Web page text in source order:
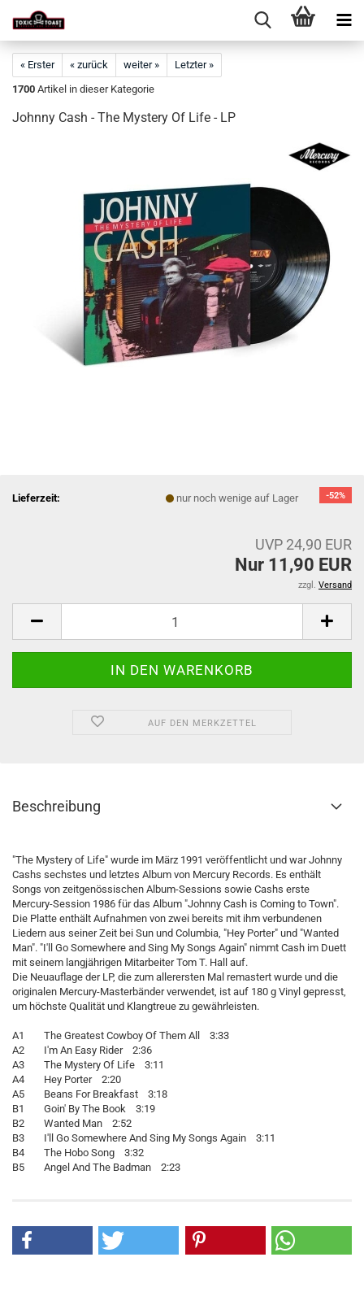
« Erster « zurück weiter »
Letzter »
1700 Artikel in dieser Kategorie
Johnny Cash - The Mystery Of Life - LP
-52%
Lieferzeit: nur noch wenige auf Lager
UVP 24,90 EUR
Nur 11,90 EUR
zzgl. Versand
AUF DEN MERKZETTEL
Beschreibung
"The Mystery of Life" wurde im März 1991 veröffentlicht und war Johnny
Cashs sechstes und letztes Album von Mercury Records. Es enthält
Songs von zeitgenössischen Album-Sessions sowie Cashs erste
Mercury-Session 1986 für das Album "Johnny Cash is Coming to Town".
Die Platte enthält Aufnahmen von zwei bereits mit ihm verbundenen
Liedern aus seiner Zeit bei Sun und Columbia, "Hey Porter" und "Wanted
Man". "I'll Go Somewhere and Sing My Songs Again" nimmt Cash im Duett
mit seinem langjährigen Mitarbeiter Tom T. Hall auf.
Die Neuauflage der LP, die zum allerersten Mal remastert wurde und die
originalen Mercury-Masterbänder verwendet, ist auf 180 g Vinyl gepresst,
um höchste Qualität und Klangtreue zu gewährleisten.
A1 The Greatest Cowboy Of Them All 3:33
A2 I'm An Easy Rider 2:36
A3 The Mystery Of Life 3:11
A4 Hey Porter 2:20
A5 Beans For Breakfast 3:18
B1 Goin' By The Book 3:19
B2 Wanted Man 2:52
B3 I'll Go Somewhere And Sing My Songs Again 3:11
B4 The Hobo Song 3:32
B5 Angel And The Badman 2:23